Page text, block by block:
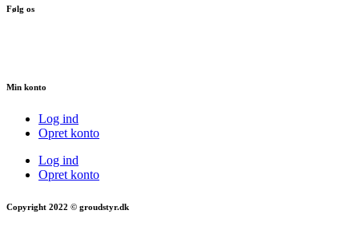
Følg os
Min konto
Log ind
Opret konto
Log ind
Opret konto
Copyright 2022 © groudstyr.dk